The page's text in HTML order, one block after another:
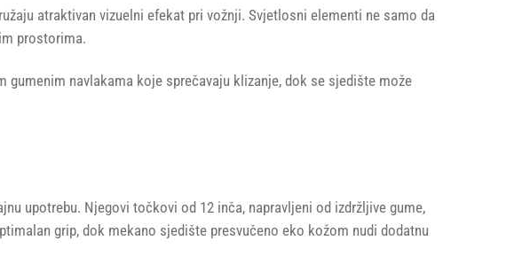
atraktivan vizuelni efekat pri vožnji. Svjetlosni elementi ne samo da
prostorima.
navlakama koje sprečavaju klizanje, dok se sjedište može
upotrebu. Njegovi točkovi od 12 inča, napravljeni od izdržljive gume,
grip, dok mekano sjedište presvučeno eko kožom nudi dodatnu